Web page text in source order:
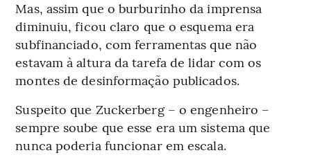
Mas, assim que o burburinho da imprensa
diminuiu, ficou claro que o esquema era
subfinanciado, com ferramentas que não
estavam à altura da tarefa de lidar com os
montes de desinformação publicados.
Suspeito que Zuckerberg – o engenheiro –
sempre soube que esse era um sistema que
nunca poderia funcionar em escala.